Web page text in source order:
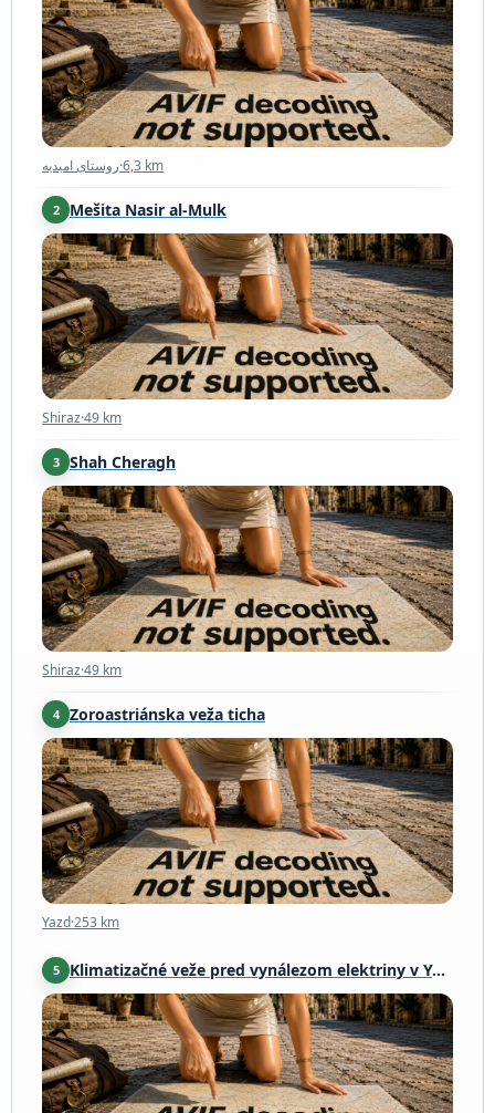
روستای امیدیه·6,3 km
روستای امیدیه·6,3 km
2 Mešita Nasir al-Mulk
Shiraz·49 km
Shiraz·49 km
3 Shah Cheragh
Shiraz·49 km
Shiraz·49 km
4 Zoroastriánska veža ticha
Yazd·253 km
Yazd·253 km
5 Klimatizačné veže pred vynálezom elektriny v Yazd
Jazd·260 km